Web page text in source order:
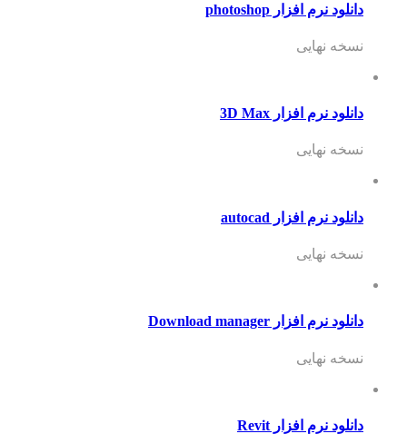
دانلود نرم افزار photoshop
نسخه نهایی
دانلود نرم افزار 3D Max
نسخه نهایی
دانلود نرم افزار autocad
نسخه نهایی
دانلود نرم افزار Download manager
نسخه نهایی
دانلود نرم افزار Revit